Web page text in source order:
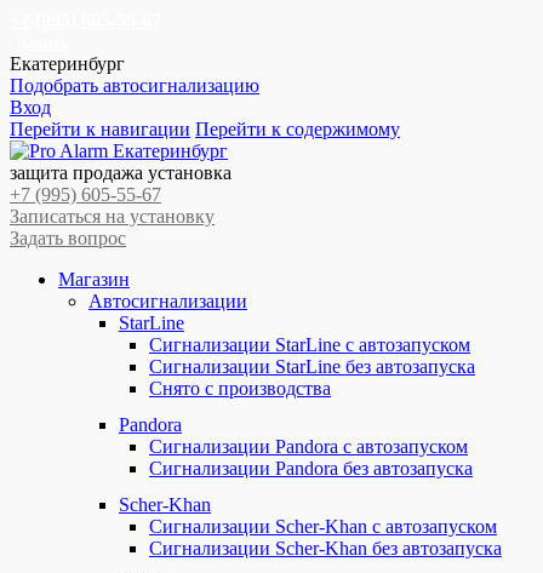
Екатеринбург
Подобрать автосигнализацию
Вход
Перейти к навигации Перейти к содержимому
защита продажа установка
+7 (995) 605-55-67
Записаться на установку
Задать вопрос
Магазин
Автосигнализации
StarLine
Сигнализации StarLine с автозапуском
Сигнализации StarLine без автозапуска
Снято с производства
Pandora
Сигнализации Pandora с автозапуском
Сигнализации Pandora без автозапуска
Scher-Khan
Сигнализации Scher-Khan с автозапуском
Сигнализации Scher-Khan без автозапуска